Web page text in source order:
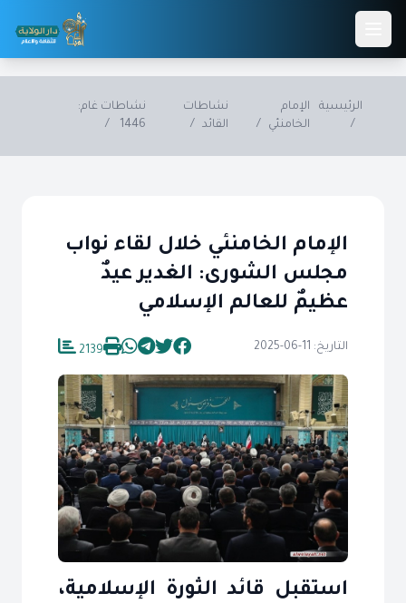
Skip to main content
الرئيسية
/
الإمام
الخامنئي
/
نشاطات
القائد
/
نشاطات غام:
1446
/
الإمام الخامنئي خلال لقاء نواب
مجلس الشورى: الغدير عيدٌ
عظيمٌ للعالم الإسلامي
التاريخ: 11-06-2025 2139
استقبل قائد الثورة الإسلامية،